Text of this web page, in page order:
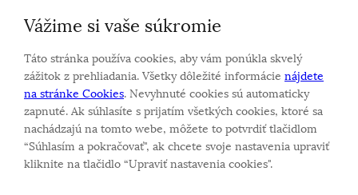
Personalizovaný šperk
O nás
Kontakt
Sme rodinná firma a zameriavame sa na predaj hodiniek
a šperkov od roku 1994.
Pozrite sa na naše ďaľšie web stránky.
Vážime si vaše súkromie
Táto stránka používa cookies, aby vám ponúkla skvelý
zážitok z prehliadania. Všetky dôležité informácie nájdete
na stránke Cookies. Nevyhnuté cookies sú automaticky
zapnuté. Ak súhlasíte s prijatím všetkých cookies, ktoré sa
nachádzajú na tomto webe, môžete to potvrdiť tlačidlom
“Súhlasím a pokračovať", ak chcete svoje nastavenia upraviť
kliknite na tlačidlo “Upraviť nastavenia cookies".